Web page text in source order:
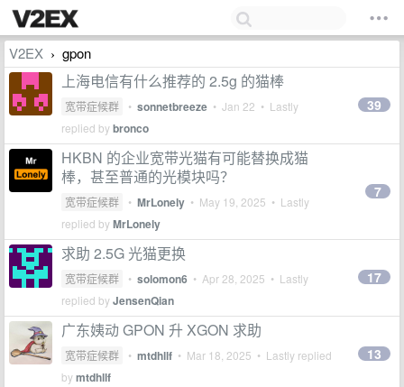
V2EX › gpon
上海电信有什么推荐的 2.5g 的猫棒
宽带症候群 • sonnetbreeze • Jan 22 • Lastly
replied bybronco
39
HKBN 的企业宽带光猫有可能替换成猫
棒，甚至普通的光模块吗？
宽带症候群 • MrLonely • May 19, 2025 • Lastly
replied byMrLonely
7
求助 2.5G 光猫更换
宽带症候群 • solomon6 • Apr 28, 2025 • Lastly
replied byJensenQian
17
广东姨动 GPON 升 XGON 求助
宽带症候群 • mtdhllf • Mar 18, 2025 • Lastly replied
bymtdhllf
13